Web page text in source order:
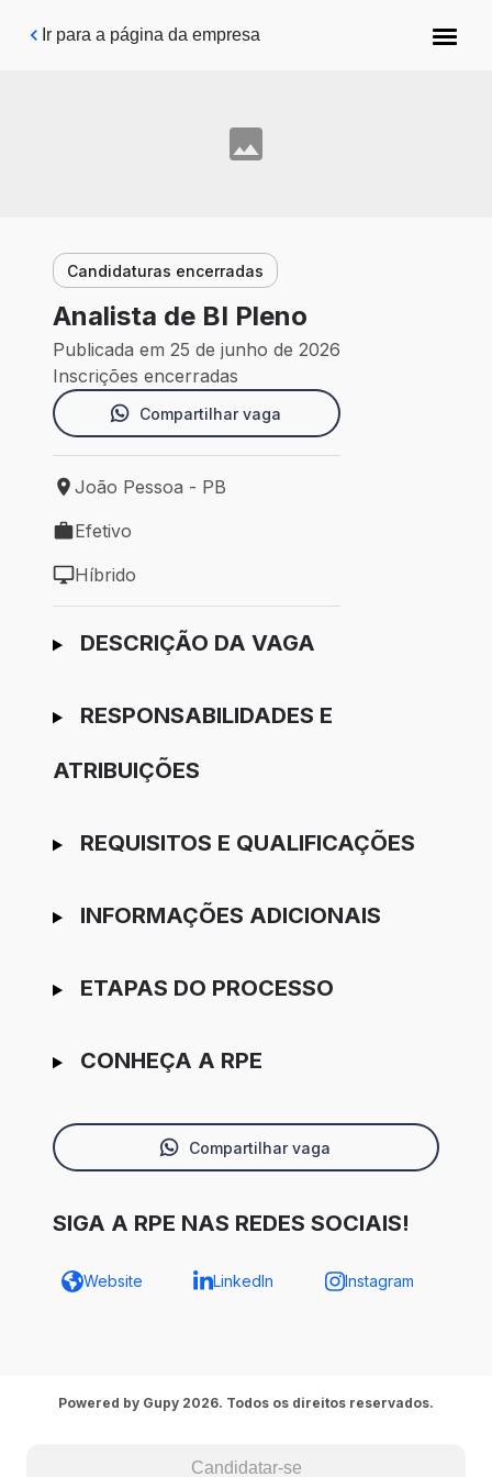
Pular para o conteúdo principal
Ir para a página da empresa
Candidaturas encerradas
Analista de BI Pleno
Publicada em 25 de junho de 2026
Inscrições encerradas
Compartilhar vaga
Local de trabalho: João Pessoa - PB
João Pessoa - PB
Tipo de vaga: Efetivo
Efetivo
Modelo de trabalho: Híbrido
Híbrido
Ir para candidatura
DESCRIÇÃO DA VAGA
RESPONSABILIDADES E
ATRIBUIÇÕES
REQUISITOS E QUALIFICAÇÕES
INFORMAÇÕES ADICIONAIS
ETAPAS DO PROCESSO
CONHEÇA A RPE
Compartilhar vaga
SIGA A RPE NAS REDES SOCIAIS!
Website LinkedIn Instagram
Candidatar-se
Powered by Gupy 2026. Todos os direitos reservados.